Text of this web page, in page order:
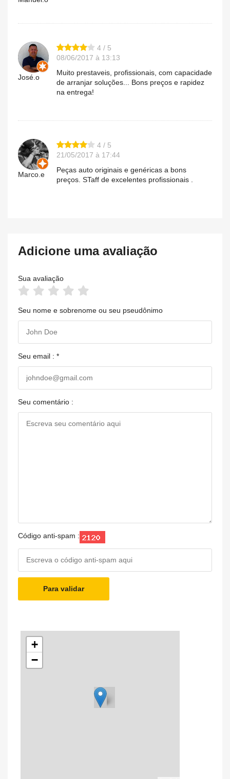
José.o
4 / 5
08/06/2017 à 13:13
Muito prestaveis, profissionais, com capacidade
de arranjar soluções... Bons preços e rapidez
na entrega!
Marco.e
4 / 5
21/05/2017 à 17:44
Peças auto originais e genéricas a bons
preços. STaff de excelentes profissionais .
Adicione uma avaliação
Sua avaliação
Seu nome e sobrenome ou seu pseudônimo
Seu email : *
Seu comentário :
Código anti-spam :
Para validar
+
−